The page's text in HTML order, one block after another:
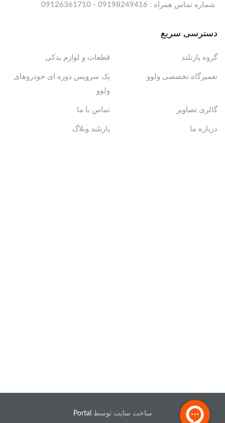
شماره تماس همراه : 09198249416 - 09126361710
دسترسی سریع
گروه پارتلند قطعات و لوازم یدکی
تعمیرگاه تخصصی ولوو
پک سرویس دوره ای خودروهای
ولوو
گالری تصاویر تماس با ما
درباره ما پارتلند وبلاگ
ساخت سایت توسط Portal